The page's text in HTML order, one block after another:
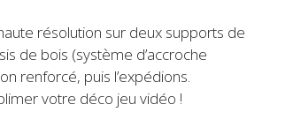
résolution sur deux supports de
de bois (système d’accroche
renforcé, puis l’expédions.
votre déco jeu vidéo !